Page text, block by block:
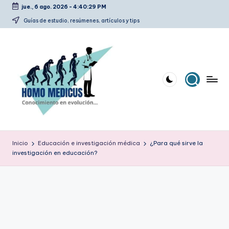
Saltar
jue., 6 ago. 2026 - 4:40:30 PM
Guías de estudio, resúmenes, artículos y tips
o
m
estudio,
Inicio Educación e investigación médica
¿Para qué sirve la
investigación en educación?